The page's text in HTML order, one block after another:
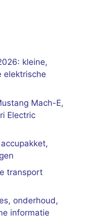
kleine,
elektrische
Mach-E,
Electric
transport
onderhoud,
informatie